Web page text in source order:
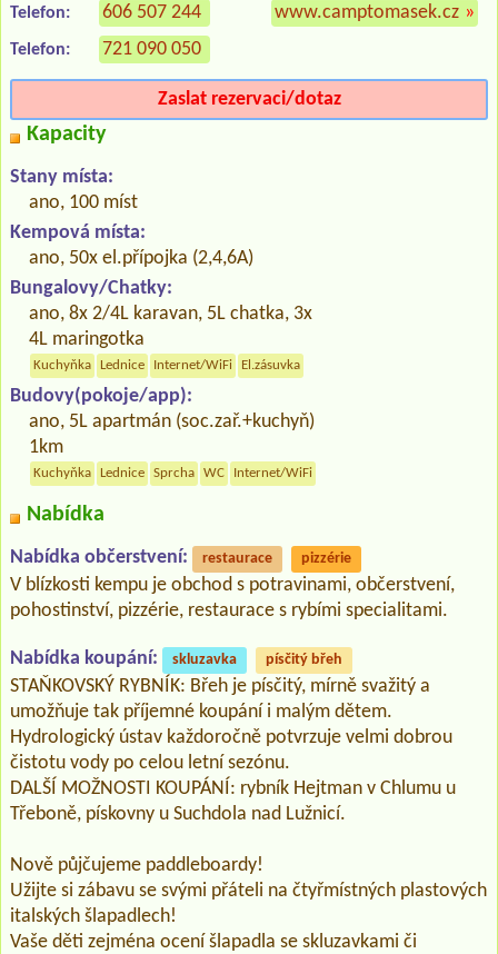
Telefon: 606 507 244
Telefon: 721 090 050
www.camptomasek.cz »
Zaslat rezervaci/dotaz
Kapacity
Stany místa:
ano, 100 míst
Kempová místa:
ano, 50x el.přípojka (2,4,6A)
Bungalovy/Chatky:
ano, 8x 2/4L karavan, 5L chatka, 3x
4L maringotka
Kuchyňka Lednice Internet/WiFi El.zásuvka
Budovy(pokoje/app):
ano, 5L apartmán (soc.zař.+kuchyň)
1km
Kuchyňka Lednice Sprcha WC Internet/WiFi
Nabídka
Nabídka občerstvení: restaurace pizzérie
V blízkosti kempu je obchod s potravinami, občerstvení,
pohostinství, pizzérie, restaurace s rybími specialitami.
Nabídka koupání: skluzavka písčitý břeh
STAŇKOVSKÝ RYBNÍK: Břeh je písčitý, mírně svažitý a
umožňuje tak příjemné koupání i malým dětem.
Hydrologický ústav každoročně potvrzuje velmi dobrou
čistotu vody po celou letní sezónu.
DALŠÍ MOŽNOSTI KOUPÁNÍ: rybník Hejtman v Chlumu u
Třeboně, pískovny u Suchdola nad Lužnicí.
Nově půjčujeme paddleboardy!
Užijte si zábavu se svými přáteli na čtyřmístných plastových
italských šlapadlech!
Vaše děti zejména ocení šlapadla se skluzavkami či